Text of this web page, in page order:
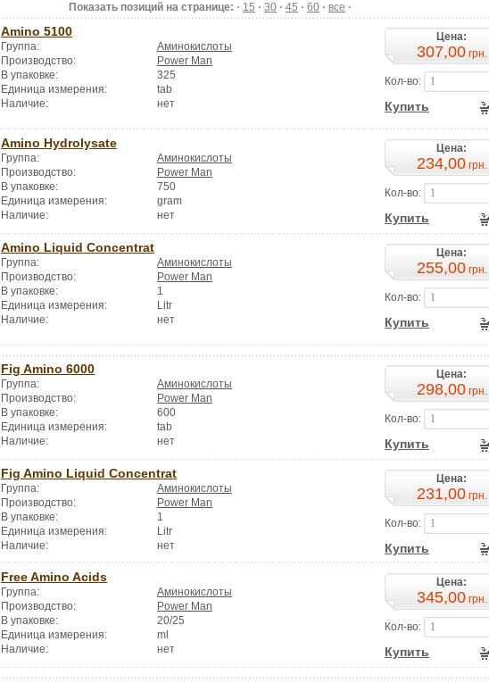
Показать позиций на странице: · 15 · 30 · 45 · 60 · все ·
Amino 5100
Группа:
Аминокислоты
Производство:
Power Man
В упаковке:
325
Единица измерения:
tab
Наличие:
нет
Цена:
307,00грн.
Кол-во:
Купить
Amino Hydrolysate
Группа:
Аминокислоты
Производство:
Power Man
В упаковке:
750
Единица измерения:
gram
Наличие:
нет
Цена:
234,00грн.
Кол-во:
Купить
Amino Liquid Concentrat
Группа:
Аминокислоты
Производство:
Power Man
В упаковке:
1
Единица измерения:
Litr
Наличие:
нет
Цена:
255,00грн.
Кол-во:
Купить
Fig Amino 6000
Группа:
Аминокислоты
Производство:
Power Man
В упаковке:
600
Единица измерения:
tab
Наличие:
нет
Цена:
298,00грн.
Кол-во:
Купить
Fig Amino Liquid Concentrat
Группа:
Аминокислоты
Производство:
Power Man
В упаковке:
1
Единица измерения:
Litr
Наличие:
нет
Цена:
231,00грн.
Кол-во:
Купить
Free Amino Acids
Группа:
Аминокислоты
Производство:
Power Man
В упаковке:
20/25
Единица измерения:
ml
Наличие:
нет
Цена:
345,00грн.
Кол-во:
Купить